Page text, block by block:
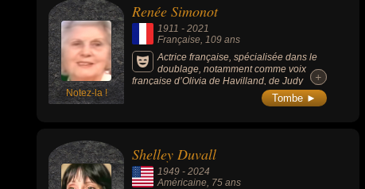
Notez-la !
Renée Simonot
1911 - 2021
Française , 109 ans
Actrice française, spécialisée dans le
doublage, notamment comme voix
française d’Olivia de Havilland, de Judy
Garland, ou encore de Winona Ryder (âgée)
dans « Edward aux mains d'argent » (1990,
Dorléac, Sylvie Dorléac et Catherine
Deneuve.
+
+
Tombe ►
Shelley Duvall
1949 - 2024
Américaine , 75 ans